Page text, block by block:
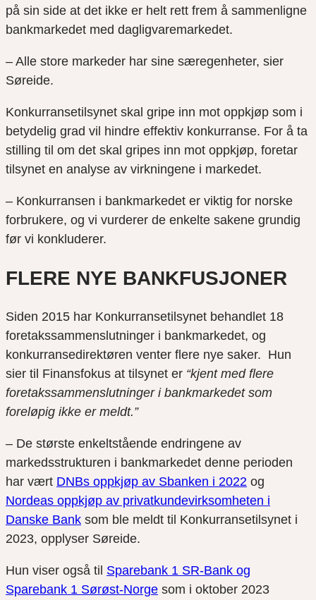
på sin side at det ikke er helt rett frem å sammenligne
bankmarkedet med dagligvaremarkedet.
– Alle store markeder har sine særegenheter, sier
Søreide.
Konkurransetilsynet skal gripe inn mot oppkjøp som i
betydelig grad vil hindre effektiv konkurranse. For å ta
stilling til om det skal gripes inn mot oppkjøp, foretar
tilsynet en analyse av virkningene i markedet.
– Konkurransen i bankmarkedet er viktig for norske
forbrukere, og vi vurderer de enkelte sakene grundig
før vi konkluderer.
FLERE NYE BANKFUSJONER
Siden 2015 har Konkurransetilsynet behandlet 18
foretakssammenslutninger i bankmarkedet, og
konkurransedirektøren venter flere nye saker. Hun
sier til Finansfokus at tilsynet er “kjent med flere
foretakssammenslutninger i bankmarkedet som
foreløpig ikke er meldt.”
– De største enkeltstående endringene av
markedsstrukturen i bankmarkedet denne perioden
har vært DNBs oppkjøp av Sbanken i 2022 og
Nordeas oppkjøp av privatkundevirksomheten i
Danske Bank som ble meldt til Konkurransetilsynet i
2023, opplyser Søreide.
Hun viser også til Sparebank 1 SR-Bank og
Sparebank 1 Sørøst-Norge som i oktober 2023